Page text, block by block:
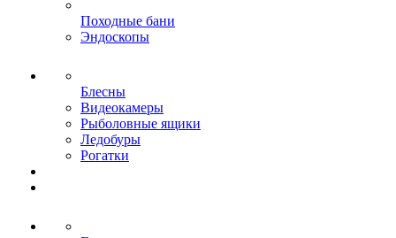
Походные бани
Эндоскопы
Блесны
Видеокамеры
Рыболовные ящики
Ледобуры
Рогатки